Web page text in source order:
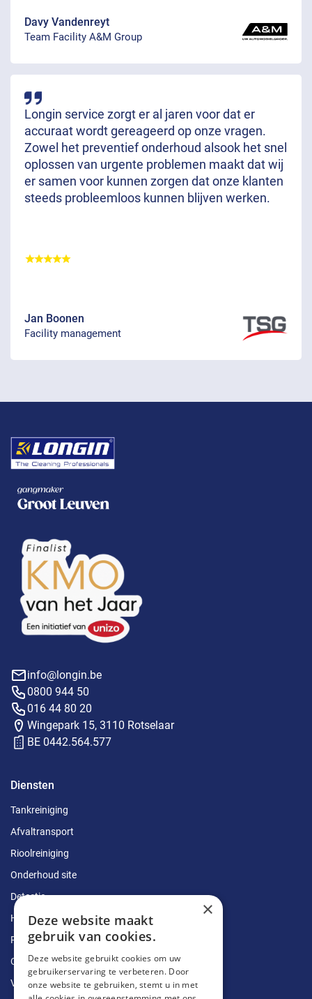
Davy Vandenreyt
Team Facility A&M Group
Longin service zorgt er al jaren voor dat er
accuraat wordt gereageerd op onze vragen.
Zowel het preventief onderhoud alsook het snel
oplossen van urgente problemen maakt dat wij
er samen voor kunnen zorgen dat onze klanten
steeds probleemloos kunnen blijven werken.
Jan Boonen
Facility management
info@longin.be
0800 944 50
016 44 80 20
Wingepark 15, 3110 Rotselaar
BE 0442.564.577
Diensten
Tankreiniging
Afvaltransport
Rioolreiniging
Onderhoud site
Detectie
Herstellingen
Ruimingen
Ontstoppingen
Vetputten
×
Deze website maakt
gebruik van cookies.
Deze website gebruikt cookies om uw
gebruikerservaring te verbeteren. Door
onze website te gebruiken, stemt u in met